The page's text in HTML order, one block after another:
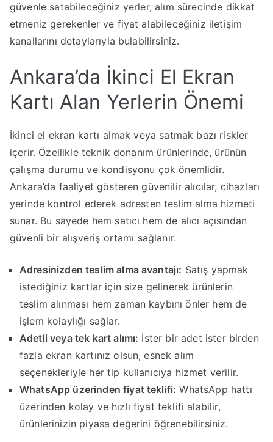
güvenle satabileceğiniz yerler, alım sürecinde dikkat
etmeniz gerekenler ve fiyat alabileceğiniz iletişim
kanallarını detaylarıyla bulabilirsiniz.
Ankara’da İkinci El Ekran
Kartı Alan Yerlerin Önemi
İkinci el ekran kartı almak veya satmak bazı riskler
içerir. Özellikle teknik donanım ürünlerinde, ürünün
çalışma durumu ve kondisyonu çok önemlidir.
Ankara’da faaliyet gösteren güvenilir alıcılar, cihazları
yerinde kontrol ederek adresten teslim alma hizmeti
sunar. Bu sayede hem satıcı hem de alıcı açısından
güvenli bir alışveriş ortamı sağlanır.
Adresinizden teslim alma avantajı: Satış yapmak
istediğiniz kartlar için size gelinerek ürünlerin
teslim alınması hem zaman kaybını önler hem de
işlem kolaylığı sağlar.
Adetli veya tek kart alımı: İster bir adet ister birden
fazla ekran kartınız olsun, esnek alım
seçenekleriyle her tip kullanıcıya hizmet verilir.
WhatsApp üzerinden fiyat teklifi: WhatsApp hattı
üzerinden kolay ve hızlı fiyat teklifi alabilir,
ürünlerinizin piyasa değerini öğrenebilirsiniz.